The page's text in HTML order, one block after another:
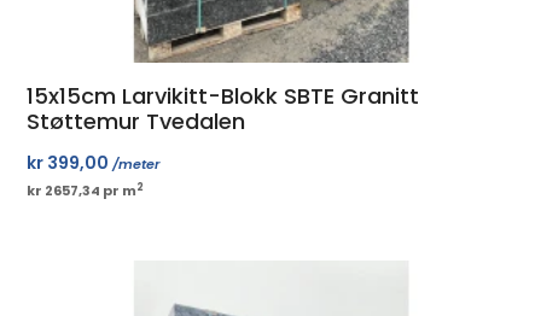
15x15cm Larvikitt-Blokk SBTE Granitt
Støttemur Tvedalen
kr 399,00 /meter
kr 2657,34 pr m2